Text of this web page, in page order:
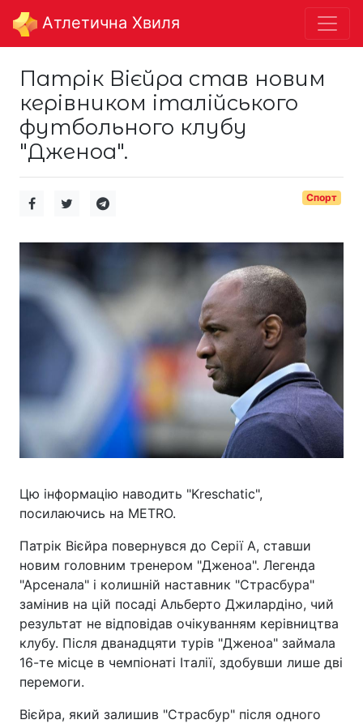
Aтлетична Хвиля
Патрік Вієйра став новим
керівником італійського
футбольного клубу
"Дженоа".
Спорт
Цю інформацію наводить "Kreschatic",
посилаючись на METRO.
Патрік Вієйра повернувся до Серії А, ставши
новим головним тренером "Дженоа". Легенда
"Арсенала" і колишній наставник "Страсбура"
замінив на цій посаді Альберто Джилардіно, чий
результат не відповідав очікуванням керівництва
клубу. Після дванадцяти турів "Дженоа" займала
16-те місце в чемпіонаті Італії, здобувши лише дві
перемоги.
Вієйра, який залишив "Страсбур" після одного